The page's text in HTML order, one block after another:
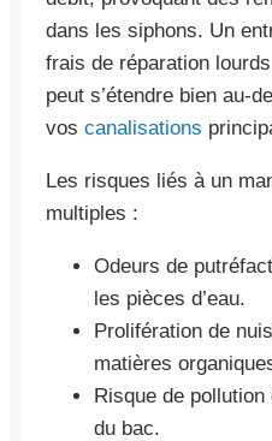
dans les siphons. Un
frais de réparation
peut s’étendre bien au-
vos canalisations
Les risques liés à un
multiples :
Odeurs de
les pièces d’eau.
Prolifération de
matières
Risque de
du bac.